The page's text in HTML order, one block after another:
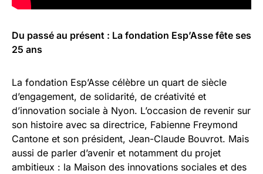
Du passé au présent : La fondation Esp’Asse fête ses
25 ans
La fondation Esp’Asse célèbre un quart de siècle
d’engagement, de solidarité, de créativité et
d’innovation sociale à Nyon. L’occasion de revenir sur
son histoire avec sa directrice, Fabienne Freymond
Cantone et son président, Jean-Claude Bouvrot. Mais
aussi de parler d’avenir et notamment du projet
ambitieux : la Maison des innovations sociales et des